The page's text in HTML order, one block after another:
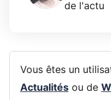
de l'actu
Vous êtes un
Actualitésou de